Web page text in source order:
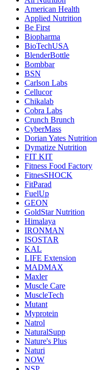
American Health
Applied Nutrition
Be First
Biopharma
BioTechUSA
BlenderBottle
Bombbar
BSN
Carlson Labs
Cellucor
Chikalab
Cobra Labs
Crunch Brunch
CyberMass
Dorian Yates Nutrition
Dymatize Nutrition
FIT KIT
Fitness Food Factory
FitnesSHOCK
FitParad
FuelUp
GEON
GoldStar Nutrition
Himalaya
IRONMAN
ISOSTAR
KAL
LIFE Extension
MADMAX
Maxler
Muscle Care
MuscleTech
Mutant
Myprotein
Natrol
NaturalSupp
Nature's Plus
Naturi
NOW